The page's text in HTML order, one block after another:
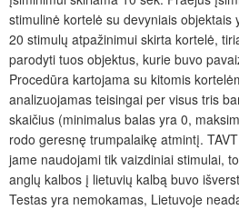
stimulinė kortelė su devyniais
20 stimulų atpažinimui skirta kortelė,
parodyti tuos objektus, kurie buvo
Procedūra kartojama su kitomis
analizuojamas teisingai per visus tris
skaičius (minimalus balas yra 0,
rodo geresnę trumpalaikę atmintį.
jame naudojami tik vaizdiniai stimulai,
anglų kalbos į lietuvių kalbą buvo
Testas yra nemokamas, Lietuvoje